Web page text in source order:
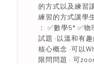
的方式以及練習
練習的方式讓學
： ✅數學5* ✅
試題 ·以溫和有
核心概念 ·可以
限問問題 · 可